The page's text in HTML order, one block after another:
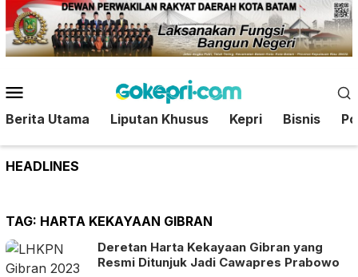
Loncat
ke
konten
Mobile
Berita Utama Liputan Khusus Kepri Bisnis
HEADLINES
TAG: HARTA KEKAYAAN GIBRAN
Deretan Harta Kekayaan Gibran yang
Resmi Ditunjuk Jadi Cawapres Prabowo